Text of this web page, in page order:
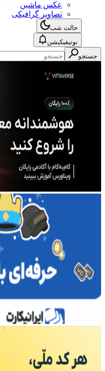
عکس ماشین
تصاویر گرافیکی
حالت شب
نوتیفیکیشن
جستجو